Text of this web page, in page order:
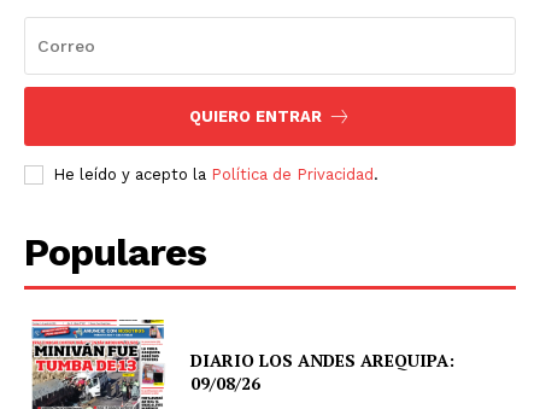
QUIERO ENTRAR
He leído y acepto la Política de Privacidad .
Populares
DIARIO LOS ANDES AREQUIPA:
09/08/26